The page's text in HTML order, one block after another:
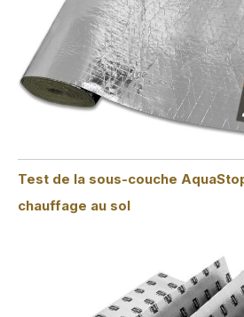
Test de la sous-couche
chauffage au sol